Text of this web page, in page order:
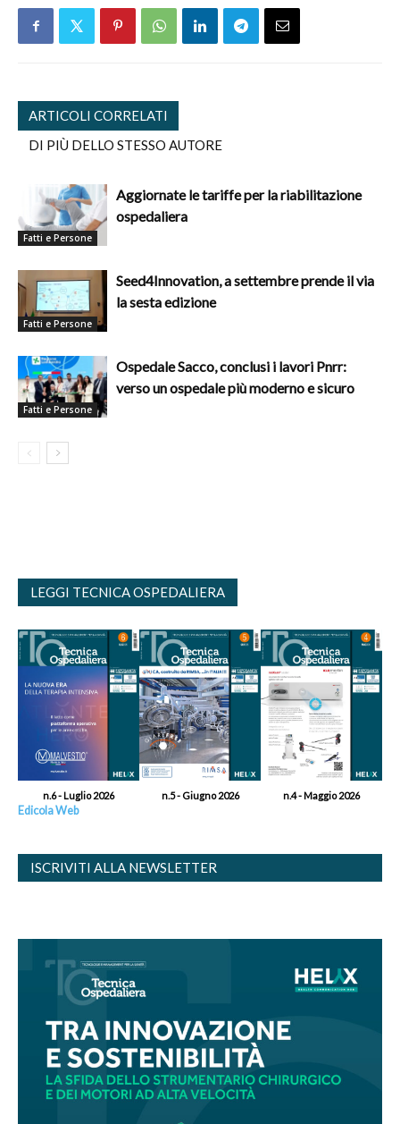
ARTICOLI CORRELATI
DI PIÙ DELLO STESSO AUTORE
Fatti e Persone
Aggiornate le tariffe per la riabilitazione
ospedaliera
Fatti e Persone
Seed4Innovation, a settembre prende il via
la sesta edizione
Fatti e Persone
Ospedale Sacco, conclusi i lavori Pnrr:
verso un ospedale più moderno e sicuro
LEGGI TECNICA OSPEDALIERA
n.6 - Luglio 2026 n.5 - Giugno 2026 n.4 - Maggio 2026
Edicola Web
ISCRIVITI ALLA NEWSLETTER